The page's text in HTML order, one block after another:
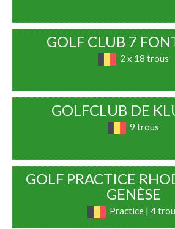
GOLF CLUB 7
2 x 18 trous
GOLFCLUB DE
9 trous
GOLF PRACTICE
GENÈSE
Practice | 4